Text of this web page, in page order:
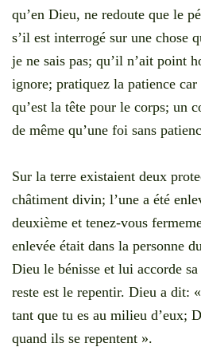
qu’en Dieu, ne redoute que le
s’il est interrogé sur une chose
je ne sais pas; qu’il n’ait point
ignore; pratiquez la patience
qu’est la tête pour le corps; un
de même qu’une foi sans
Sur la terre existaient deux
châtiment divin; l’une a été
deuxième et tenez-vous
enlevée était dans la personne
Dieu le bénisse et lui accorde
reste est le repentir. Dieu a dit:
tant que tu es au milieu d’eux;
quand ils se repentent ».